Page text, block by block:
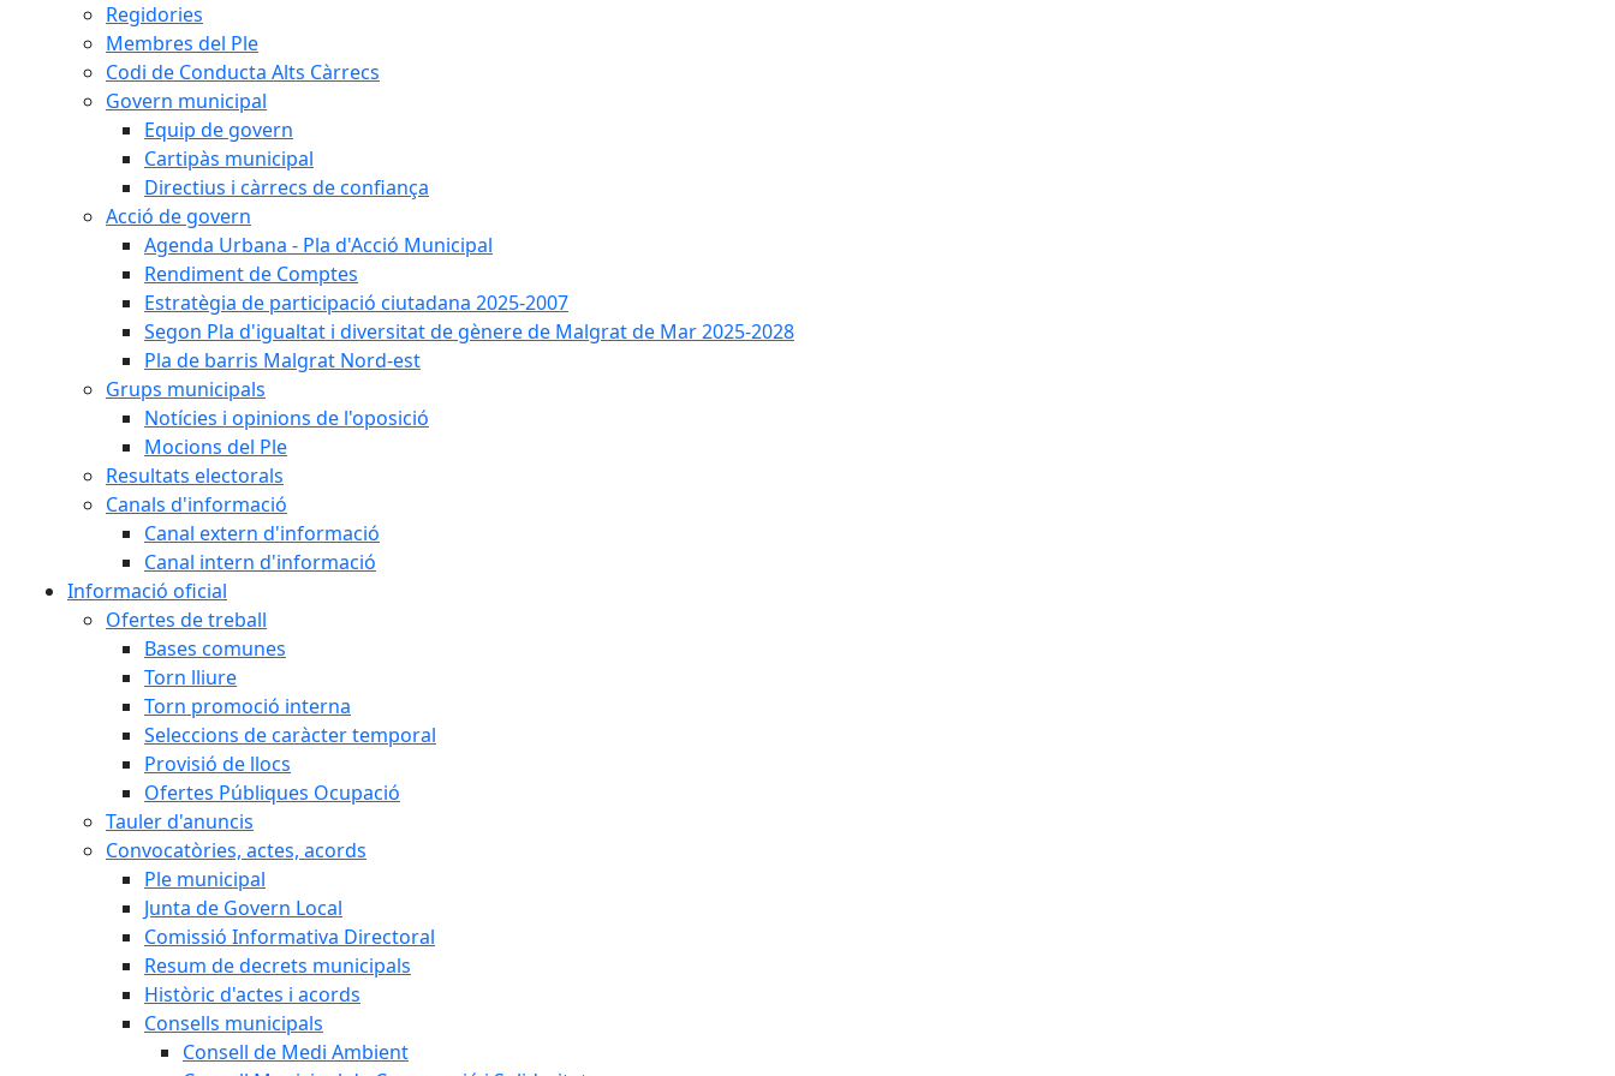
Regidories
Membres del Ple
Codi de Conducta Alts Càrrecs
Govern municipal
Equip de govern
Cartipàs municipal
Directius i càrrecs de confiança
Acció de govern
Agenda Urbana - Pla d'Acció Municipal
Rendiment de Comptes
Estratègia de participació ciutadana 2025-2007
Segon Pla d'igualtat i diversitat de gènere de Malgrat de Mar 2025-2028
Pla de barris Malgrat Nord-est
Grups municipals
Notícies i opinions de l'oposició
Mocions del Ple
Resultats electorals
Canals d'informació
Canal extern d'informació
Canal intern d'informació
Informació oficial
Ofertes de treball
Bases comunes
Torn lliure
Torn promoció interna
Seleccions de caràcter temporal
Provisió de llocs
Ofertes Públiques Ocupació
Tauler d'anuncis
Convocatòries, actes, acords
Ple municipal
Junta de Govern Local
Comissió Informativa Directoral
Resum de decrets municipals
Històric d'actes i acords
Consells municipals
Consell de Medi Ambient